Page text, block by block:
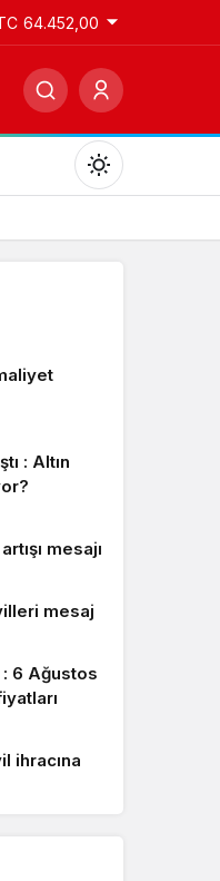
64.452,00
: Altın
mesajı
mesaj
6 Ağustos
ihracına